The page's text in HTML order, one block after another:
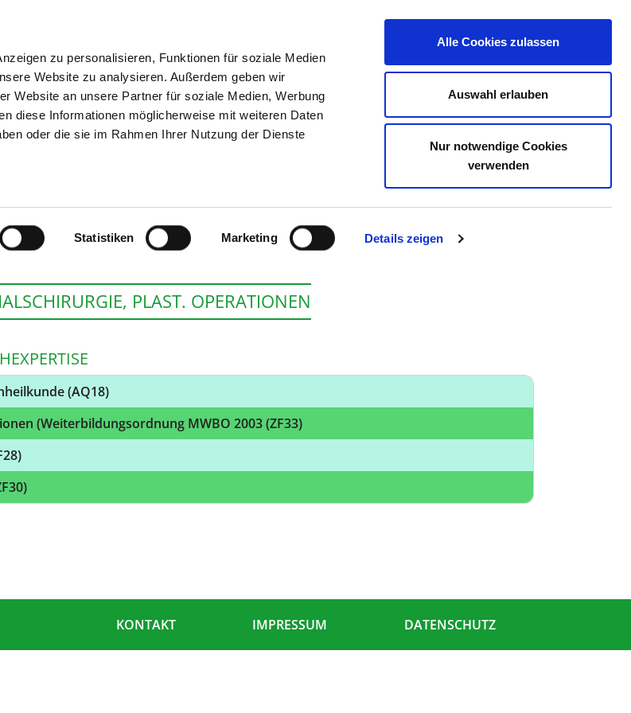
zu personalisieren, Funktionen für soziale Medien
Website zu analysieren. Außerdem geben wir
Website an unsere Partner für soziale Medien, Werbung
diese Informationen möglicherweise mit weiteren Daten
oder die sie im Rahmen Ihrer Nutzung der Dienste
Statistiken Marketing Details zeigen
Alle Cookies zulassen
Auswahl erlauben
Nur notwendige Cookies
verwenden
SUCHEN TIPPS & HILFE STELLENBÖRSE KONTAKT
PLAST. OPERATIONEN
(AQ18)
(Weiterbildungsordnung MWBO 2003 (ZF33)
KONTAKT IMPRESSUM DATENSCHUTZ